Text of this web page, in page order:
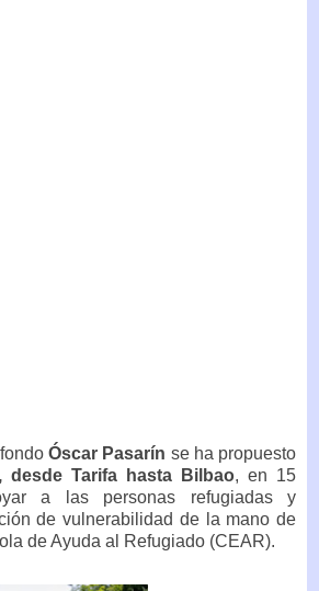
Óscar Pasarín se ha propuesto
desde Tarifa hasta Bilbao, en 15
a las personas refugiadas y
de vulnerabilidad de la mano de
de Ayuda al Refugiado (CEAR).